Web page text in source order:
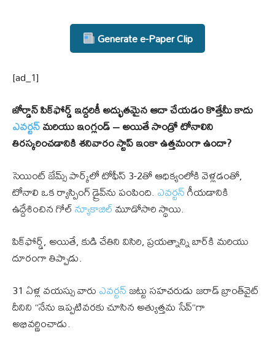
Generate e-Paper Clip
[ad_1]
జోర్డాన్ పిక్‌ఫోర్డ్ ఇద్దరికీ అద్భుతమైన ఆదా చేయడం కొత్తేమీ కాదు
ఎవర్టన్మరియు ఇంగ్లండ్ – అయితే సాండ్రో టోనాలిని
తిరస్కరించడానికి శనివారం స్టాప్ ఇంకా ఉత్తమంగా ఉందా?
సెయింట్ జేమ్స్ పార్క్‌లో టోఫీస్ 3-2తో ఆధిక్యంలోకి వెళ్లడంతో,
టోనాలి ఒక ర్యాస్పింగ్ డ్రైవ్‌ను పంపింది. ఎవర్టన్గీయడానికి
ఉద్దేశించిన గోల్న్యూకాజిల్మూడోసారి స్థాయి.
పిక్‌ఫోర్డ్, అయితే, కుడి చేతిని విసిరి, ప్రయత్నాన్ని బార్‌కి మరియు
దూరంగా తిప్పాడు.
31 ఏళ్ల వయస్సు వారుఎవర్టన్జట్టు సహచరుడు జరాడ్ బ్రాంత్‌వైట్
దీనిని “నేను ఇప్పటివరకు చూసిన అత్యుత్తమ సేవ్”గా
అభివర్ణించాడు.